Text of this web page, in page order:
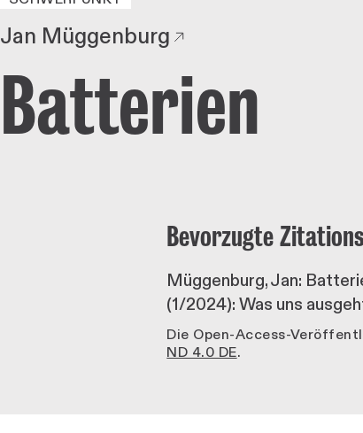
Jan Müggenburg
Batterien
Bevorzugte
Müggenburg, Jan:
(1/2024): Was uns
Die Open-Access-
ND 4.0 DE.